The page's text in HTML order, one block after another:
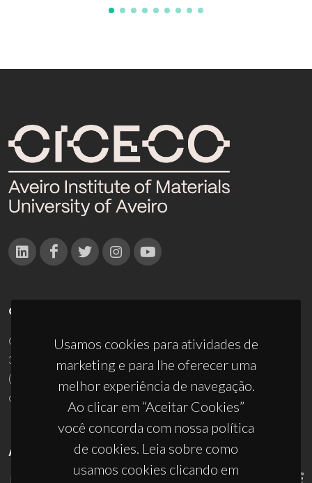
Usamos cookies para atividades de
marketing e para lhe oferecer uma
melhor experiência de navegação.
Ao clicar em “Aceitar Cookies”
você concorda com nossa política
de cookies. Leia sobre como
usamos cookies clicando em
CONTACTOS
Campus Universitário de Santiago
3810-193 Aveiro - Portugal
(+351) 234 370 200
ciceco@ua.pt
APOIOS